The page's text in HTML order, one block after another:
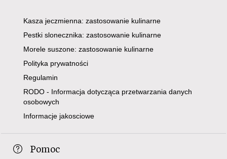
Kasza jeczmienna: zastosowanie kulinarne
Pestki slonecznika: zastosowanie kulinarne
Morele suszone: zastosowanie kulinarne
Polityka prywatności
Regulamin
RODO - Informacja dotycząca przetwarzania danych
osobowych
Informacje jakosciowe
Pomoc